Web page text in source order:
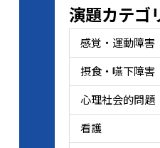
演題カテゴ
感覚・運動障害
摂食・嚥下障害
心理社会的問題
看護